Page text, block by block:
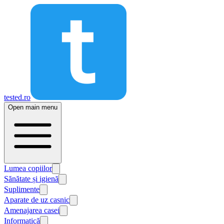
tested.ro
Open main menu
Lumea copiilor
Sănătate și igienă
Suplimente
Aparate de uz casnic
Amenajarea casei
Informatică